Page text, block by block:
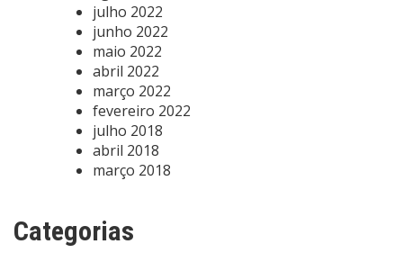
julho 2022
junho 2022
maio 2022
abril 2022
março 2022
fevereiro 2022
julho 2018
abril 2018
março 2018
Categorias